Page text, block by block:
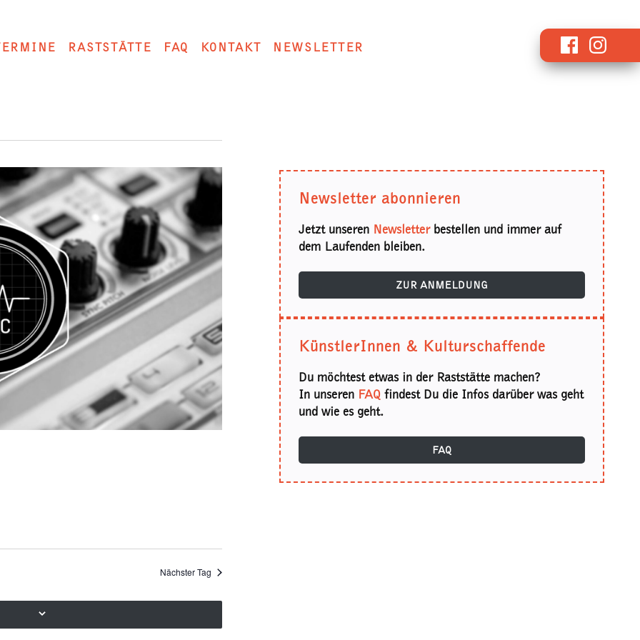
RASTSTÄTTE FAQ KONTAKT NEWSLETTER Facebook
Nächster Tag
Newsletter abonnieren
Jetzt unseren Newsletterbestellen und immer auf
dem Laufenden bleiben.
ZUR ANMELDUNG
KünstlerInnen & Kulturschaffende
Du möchtest etwas in der Raststätte machen?
In unseren FAQ findest Du die Infos darüber was geht
und wie es geht.
FAQ